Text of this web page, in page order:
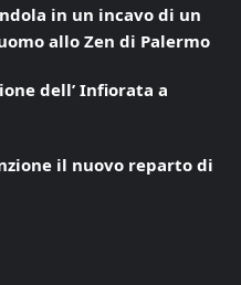
in un incavo di un
allo Zen di Palermo
dell’ Infiorata a
il nuovo reparto di